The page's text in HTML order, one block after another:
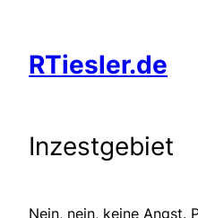
springen
RTiesler.de
Inzestgebiet
Nein, nein, keine Angst.